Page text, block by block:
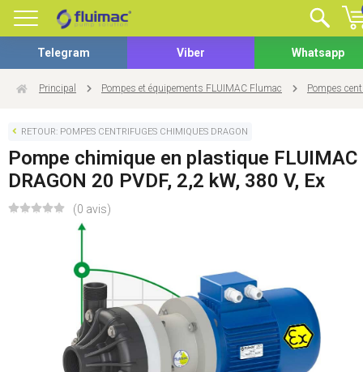
Telegram Viber Whatsapp
Principal Pompes et équipements FLUIMAC Flumac Pompes
RETOUR: POMPES CENTRIFUGES CHIMIQUES DRAGON
Pompe chimique en plastique FLUIMAC
DRAGON 20 PVDF, 2,2 kW, 380 V, Ex
(0 avis)